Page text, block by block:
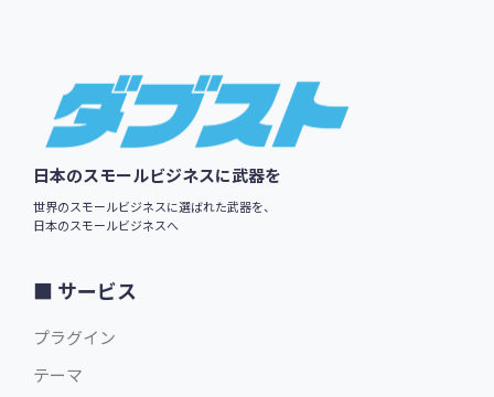
Footer
日本のスモールビジネスに武器を
世界のスモールビジネスに選ばれた武器を、
日本のスモールビジネスへ
サービス
プラグイン
テーマ